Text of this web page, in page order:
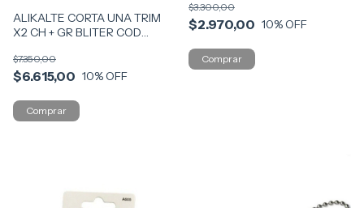
ALIKALTE CORTA UNA TRIM
X2 CH + GR BLITER COD
$6.615,00
$7.350,00
10% OFF
$2.970,00
$3.300,00
10% OFF